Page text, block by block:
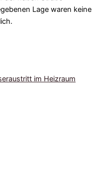
Lage waren keine
im Heizraum